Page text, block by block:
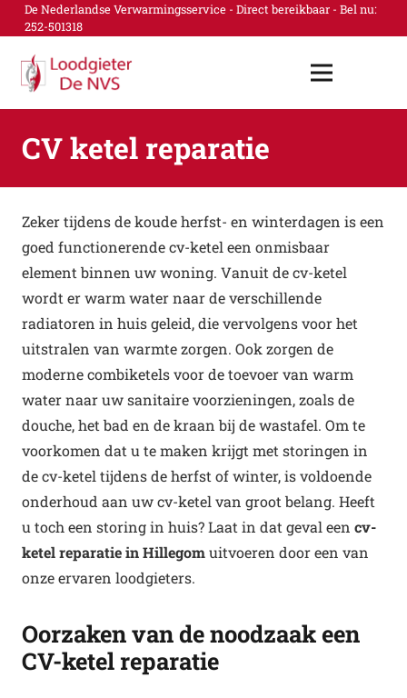
De Nederlandse Verwarmingsservice - Direct bereikbaar - Bel nu:
252-501318
CV ketel reparatie
Zeker tijdens de koude herfst- en winterdagen is een
goed functionerende cv-ketel een onmisbaar
element binnen uw woning. Vanuit de cv-ketel
wordt er warm water naar de verschillende
radiatoren in huis geleid, die vervolgens voor het
uitstralen van warmte zorgen. Ook zorgen de
moderne combiketels voor de toevoer van warm
water naar uw sanitaire voorzieningen, zoals de
douche, het bad en de kraan bij de wastafel. Om te
voorkomen dat u te maken krijgt met storingen in
de cv-ketel tijdens de herfst of winter, is voldoende
onderhoud aan uw cv-ketel van groot belang. Heeft
u toch een storing in huis? Laat in dat geval een cv-
ketel reparatie in Hillegomuitvoeren door een van
onze ervaren loodgieters.
Oorzaken van de noodzaak een
CV-ketel reparatie